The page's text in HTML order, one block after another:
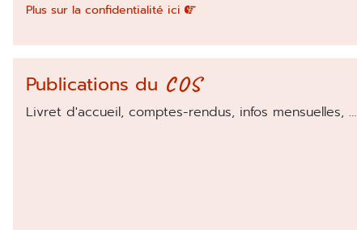
Plus sur la confidentialité ici
Publications du COS
Livret d'accueil, comptes-rendus, infos mensuelles, …